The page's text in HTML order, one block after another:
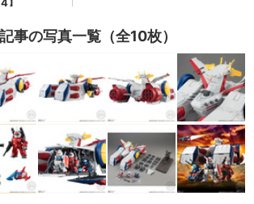
事の写真一覧（全10枚）